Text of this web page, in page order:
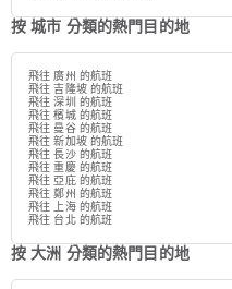
按 城市 分類的熱門目的地
飛往 廣州 的航班
飛往 吉隆坡 的航班
飛往 深圳 的航班
飛往 檳城 的航班
飛往 曼谷 的航班
飛往 新加坡 的航班
飛往 長沙 的航班
飛往 重慶 的航班
飛往 亞庇 的航班
飛往 鄭州 的航班
飛往 上海 的航班
飛往 台北 的航班
按 大洲 分類的熱門目的地